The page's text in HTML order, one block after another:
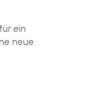
ein
neue